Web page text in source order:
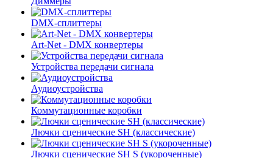
DMX-сплиттеры
Art-Net - DMX конвертеры
Устройства передачи сигнала
Аудиоустройства
Коммутационные коробки
Лючки сценические SH (классические)
Лючки сценические SH S (укороченные)